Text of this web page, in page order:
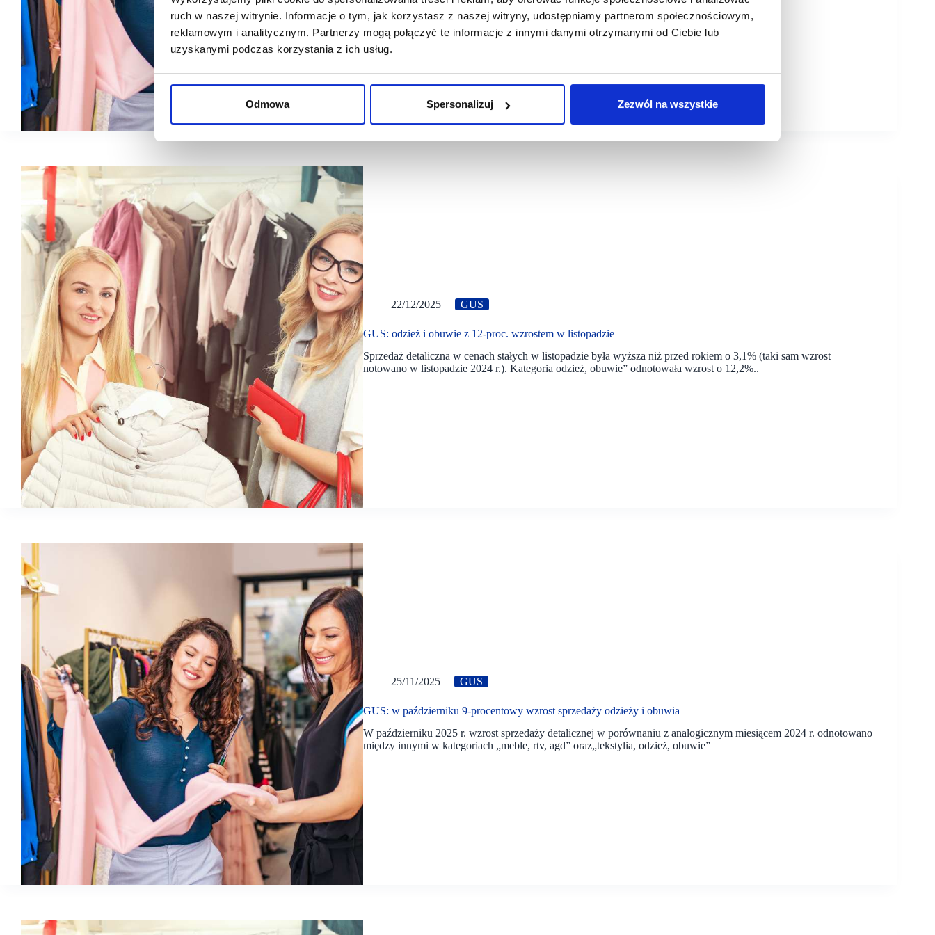
ruch w naszej witrynie. Informacje o tym, jak korzystasz z naszej witryny, udostępniamy partnerom społecznościowym,
reklamowym i analitycznym. Partnerzy mogą połączyć te informacje z innymi danymi otrzymanymi od Ciebie lub
uzyskanymi podczas korzystania z ich usług.
Odmowa Spersonalizuj Zezwól na wszystkie
22/12/2025 GUS
GUS: odzież i obuwie z 12-proc. wzrostem w listopadzie
Sprzedaż detaliczna w cenach stałych w listopadzie była wyższa niż przed rokiem o 3,1% (taki sam wzrost
notowano w listopadzie 2024 r.). Kategoria odzież, obuwie” odnotowała wzrost o 12,2%..
25/11/2025 GUS
GUS: w październiku 9-procentowy wzrost sprzedaży odzieży i obuwia
W październiku 2025 r. wzrost sprzedaży detalicznej w porównaniu z analogicznym miesiącem 2024 r. odnotowano
między innymi w kategoriach „meble, rtv, agd” oraz„tekstylia, odzież, obuwie”